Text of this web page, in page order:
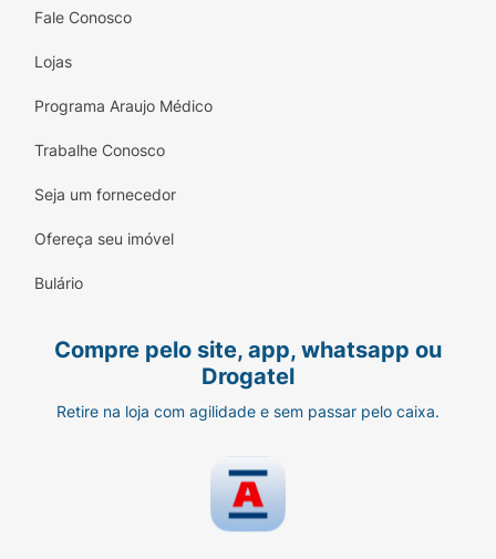
Fale Conosco
Lojas
Programa Araujo Médico
Trabalhe Conosco
Seja um fornecedor
Ofereça seu imóvel
Bulário
Compre pelo site, app, whatsapp ou
Drogatel
Retire na loja com agilidade e sem passar pelo caixa.